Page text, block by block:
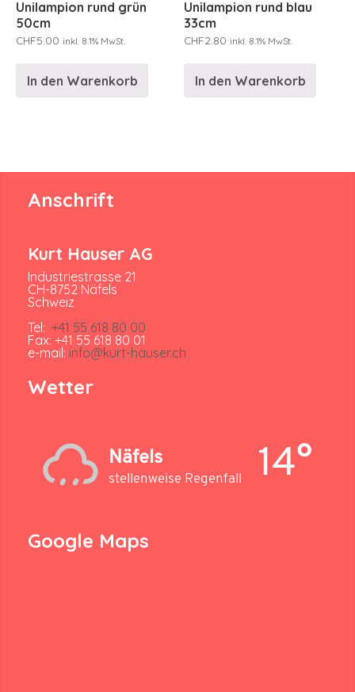
Unilampion rund grün
50cm
CHF5.00 inkl. 8.1% MwSt.
In den Warenkorb
Unilampion rund blau
33cm
CHF2.80 inkl. 8.1% MwSt.
In den Warenkorb
Anschrift
Kurt Hauser AG
Industriestrasse 21
CH-8752 Näfels
Schweiz
Tel: +41 55 618 80 00
Fax: +41 55 618 80 01
e-mail: info@kurt-hauser.ch
Wetter
Näfels
stellenweise Regenfall 14°
Google Maps